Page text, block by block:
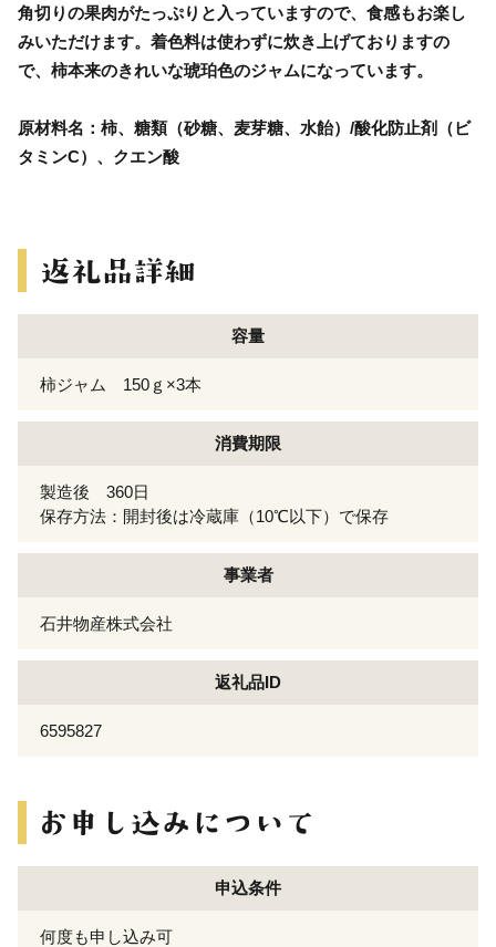
角切りの果肉がたっぷりと入っていますので、食感もお楽し
みいただけます。着色料は使わずに炊き上げておりますの
で、柿本来のきれいな琥珀色のジャムになっています。
原材料名：柿、糖類（砂糖、麦芽糖、水飴）/酸化防止剤（ビ
タミンC）、クエン酸
容量
柿ジャム 150ｇ×3本
消費期限
製造後 360日
保存方法：開封後は冷蔵庫（10℃以下）で保存
事業者
石井物産株式会社
返礼品ID
6595827
申込条件
何度も申し込み可